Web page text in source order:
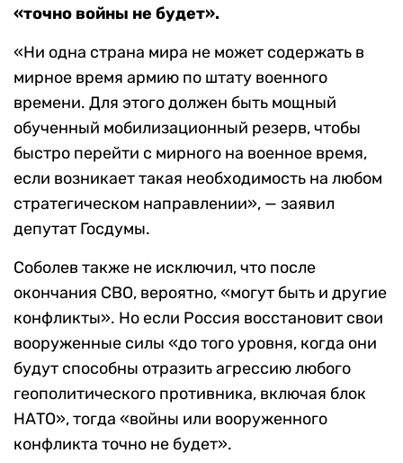
«точно войны не будет».
«Ни одна страна мира не может содержать в
мирное время армию по штату военного
времени. Для этого должен быть мощный
обученный мобилизационный резерв, чтобы
быстро перейти с мирного на военное время,
если возникает такая необходимость на любом
стратегическом направлении», — заявил
депутат Госдумы.
Соболев также не исключил, что после
окончания СВО, вероятно, «могут быть и другие
конфликты». Но если Россия восстановит свои
вооруженные силы «до того уровня, когда они
будут способны отразить агрессию любого
геополитического противника, включая блок
НАТО», тогда «войны или вооруженного
конфликта точно не будет».